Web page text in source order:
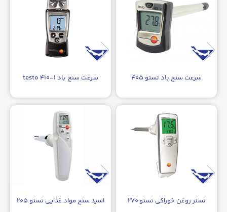
سرعت سنج باد تستو ۴۰۵ سرعت سنج باد testo ۴۱۰-۱
تستر روغن خوراکی تستو ۲۷۰ اسید سنج مواد غذایی تستو ۲۰۵